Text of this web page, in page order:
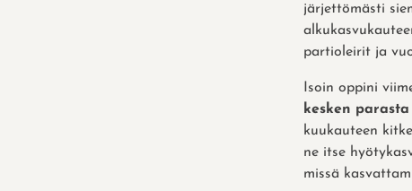
järjettömästi
partioleirit ja
Isoin oppini
kesken
kuukauteen
ne itse
missä